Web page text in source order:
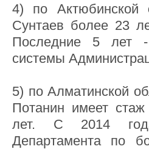
4) по Актюбинской
Сунтаев более 23
Последние 5 лет -
системы
5) по Алматинской
Потанин имеет
лет. С 2014 года
Департамента по